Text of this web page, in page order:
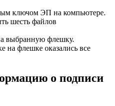
ключом ЭП на компьютере.
шесть файлов
выбранную флешку.
на флешке оказались все
о подписи